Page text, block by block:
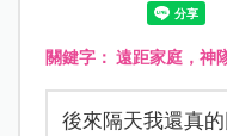
關鍵字： 遠距家庭，神
後來隔天我還真